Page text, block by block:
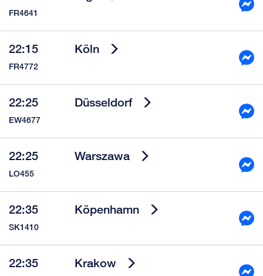
FR4641
22:15 Köln
FR4772
22:25 Düsseldorf
EW4677
22:25 Warszawa
LO455
22:35 Köpenhamn
SK1410
22:35 Krakow